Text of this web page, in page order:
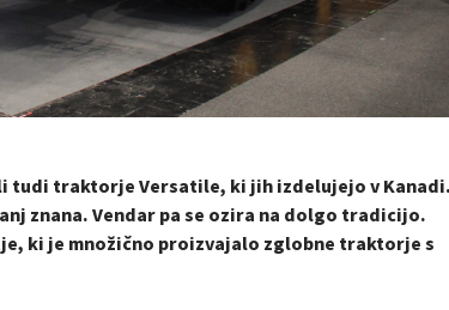
tudi traktorje Versatile, ki jih izdelujejo v Kanadi.
znana. Vendar pa se ozira na dolgo tradicijo.
ki je množično proizvajalo zglobne traktorje s